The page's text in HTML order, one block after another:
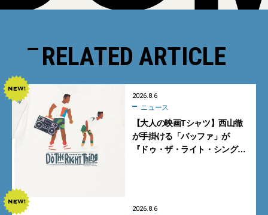
RELATED ARTICLE
2026.8.6
ニュース
【大人の映画Tシャツ】西山徹
が手掛ける「バッファ」が
『ドゥ・ザ・ライト・シング』
2026.8.6